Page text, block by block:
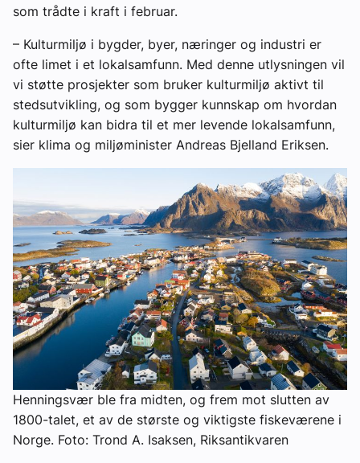
som trådte i kraft i februar.
– Kulturmiljø i bygder, byer, næringer og industri er
ofte limet i et lokalsamfunn. Med denne utlysningen vil
vi støtte prosjekter som bruker kulturmiljø aktivt til
stedsutvikling, og som bygger kunnskap om hvordan
kulturmiljø kan bidra til et mer levende lokalsamfunn,
sier klima og miljøminister Andreas Bjelland Eriksen.
Henningsvær ble fra midten, og frem mot slutten av
1800-talet, et av de største og viktigste fiskeværene i
Norge. Foto: Trond A. Isaksen, Riksantikvaren